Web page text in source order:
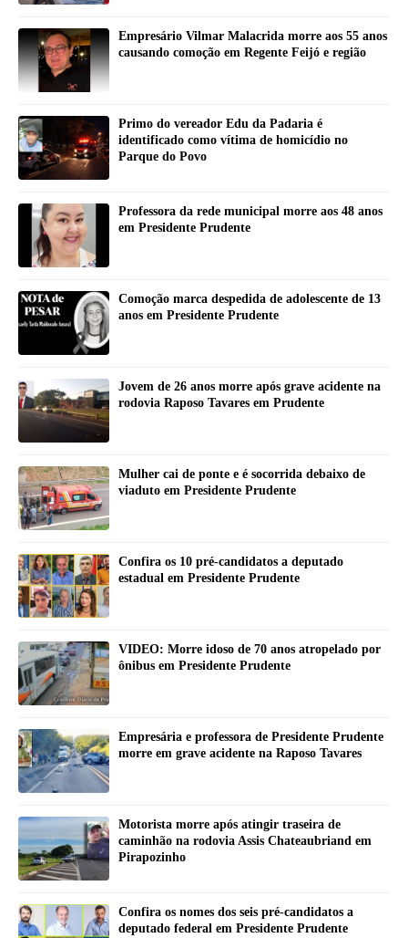
Empresário Vilmar Malacrida morre aos 55 anos
causando comoção em Regente Feijó e região
Primo do vereador Edu da Padaria é
identificado como vítima de homicídio no
Parque do Povo
Professora da rede municipal morre aos 48 anos
em Presidente Prudente
Comoção marca despedida de adolescente de 13
anos em Presidente Prudente
Jovem de 26 anos morre após grave acidente na
rodovia Raposo Tavares em Prudente
Mulher cai de ponte e é socorrida debaixo de
viaduto em Presidente Prudente
Confira os 10 pré-candidatos a deputado
estadual em Presidente Prudente
VIDEO: Morre idoso de 70 anos atropelado por
ônibus em Presidente Prudente
Empresária e professora de Presidente Prudente
morre em grave acidente na Raposo Tavares
Motorista morre após atingir traseira de
caminhão na rodovia Assis Chateaubriand em
Pirapozinho
Confira os nomes dos seis pré-candidatos a
deputado federal em Presidente Prudente